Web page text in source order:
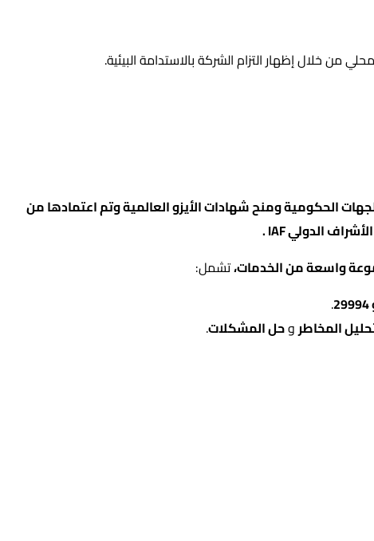
من خلال إظهار التزام الشركة بالاستدامة البيئية.
الحكومية ومنح شهادات الأيزو العالمية وتم اعتمادها من
واسعة من الخدمات،تشمل:
.
المخاطروحل المشكلات.